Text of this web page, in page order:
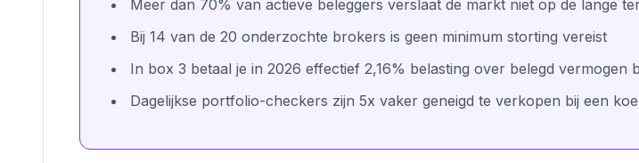
Meer dan 70% van actieve beleggers verslaat de markt niet op de lange
Bij 14 van de 20 onderzochte brokers is geen minimum storting vereist
In box 3 betaal je in 2026 effectief 2,16% belasting over belegd vermogen
Dagelijkse portfolio-checkers zijn 5x vaker geneigd te verkopen bij een